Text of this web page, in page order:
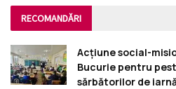
RECOMANDĂRI
Acțiune social-
Bucurie pentru
sărbătorilor de